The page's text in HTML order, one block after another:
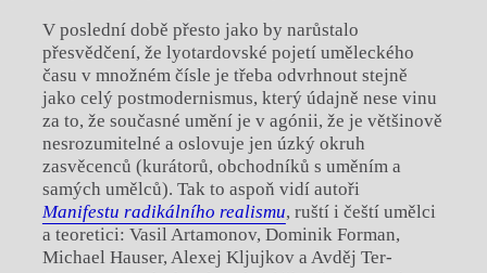
V poslední době přesto jako by narůstalo
přesvědčení, že lyotardovské pojetí uměleckého
času v množném čísle je třeba odvrhnout stejně
jako celý postmodernismus, který údajně nese vinu
za to, že současné umění je v agónii, že je většinově
nesrozumitelné a oslovuje jen úzký okruh
zasvěcenců (kurátorů, obchodníků s uměním a
samých umělců). Tak to aspoň vidí autoři
Manifestu radikálního realismu, ruští i čeští umělci
a teoretici: Vasil Artamonov, Dominik Forman,
Michael Hauser, Alexej Kljujkov a Avděj Ter-